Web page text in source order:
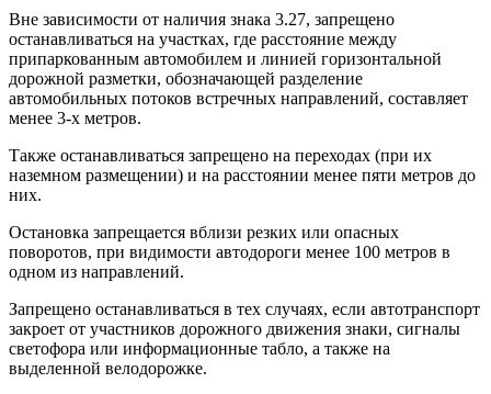
Вне зависимости от наличия знака 3.27, запрещено
останавливаться на участках, где расстояние между
припаркованным автомобилем и линией горизонтальной
дорожной разметки, обозначающей разделение
автомобильных потоков встречных направлений, составляет
менее 3-х метров.
Также останавливаться запрещено на переходах (при их
наземном размещении) и на расстоянии менее пяти метров до
них.
Остановка запрещается вблизи резких или опасных
поворотов, при видимости автодороги менее 100 метров в
одном из направлений.
Запрещено останавливаться в тех случаях, если автотранспорт
закроет от участников дорожного движения знаки, сигналы
светофора или информационные табло, а также на
выделенной велодорожке.